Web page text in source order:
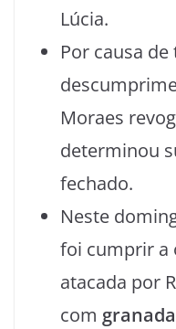
Lúcia.
Por causa
Moraes
determinou
fechado.
Neste
foi cumprir a
atacada por
com